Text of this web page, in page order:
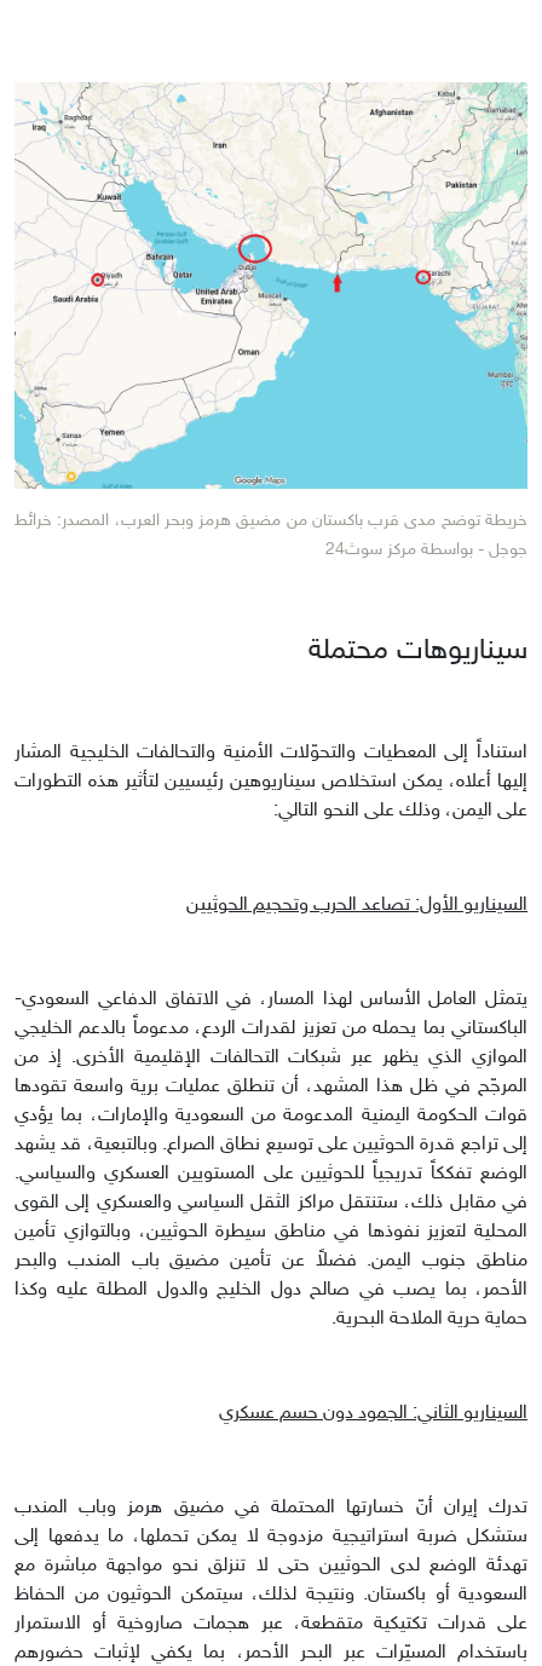
خريطة توضح مدى قرب باكستان من مضيق هرمز وبحر العرب، المصدر: خرائط
جوجل - بواسطة مركز سوث24
سيناريوهات محتملة
استناداً إلى المعطيات والتحوّلات الأمنية والتحالفات الخليجية المشار
إليها أعلاه، يمكن استخلاص سيناريوهين رئيسيين لتأثير هذه التطورات
على اليمن، وذلك على النحو التالي:
السيناريو الأول: تصاعد الحرب وتحجيم الحوثيين
يتمثل العامل الأساس لهذا المسار، في الاتفاق الدفاعي السعودي-
الباكستاني بما يحمله من تعزيز لقدرات الردع، مدعوماً بالدعم الخليجي
الموازي الذي يظهر عبر شبكات التحالفات الإقليمية الأخرى. إذ من
المرجّح في ظل هذا المشهد، أن تنطلق عمليات برية واسعة تقودها
قوات الحكومة اليمنية المدعومة من السعودية والإمارات، بما يؤدي
إلى تراجع قدرة الحوثيين على توسيع نطاق الصراع. وبالتبعية، قد يشهد
الوضع تفككاً تدريجياً للحوثيين على المستويين العسكري والسياسي.
في مقابل ذلك، ستنتقل مراكز الثقل السياسي والعسكري إلى القوى
المحلية لتعزيز نفوذها في مناطق سيطرة الحوثيين، وبالتوازي تأمين
مناطق جنوب اليمن. فضلاً عن تأمين مضيق باب المندب والبحر
الأحمر، بما يصب في صالح دول الخليج والدول المطلة عليه وكذا
حماية حرية الملاحة البحرية.
السيناريو الثاني: الجمود دون حسم عسكري
تدرك إيران أنّ خسارتها المحتملة في مضيق هرمز وباب المندب
ستشكل ضربة استراتيجية مزدوجة لا يمكن تحملها، ما يدفعها إلى
تهدئة الوضع لدى الحوثيين حتى لا تنزلق نحو مواجهة مباشرة مع
السعودية أو باكستان. ونتيجة لذلك، سيتمكن الحوثيون من الحفاظ
على قدرات تكتيكية متقطعة، عبر هجمات صاروخية أو الاستمرار
باستخدام المسيّرات عبر البحر الأحمر، بما يكفي لإثبات حضورهم